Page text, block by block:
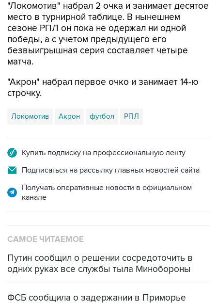
"Локомотив" набрал 2 очка и занимает десятое
место в турнирной таблице. В нынешнем
сезоне РПЛ он пока не одержал ни одной
победы, а с учетом предыдущего его
безвыигрышная серия составляет четыре
матча.
"Акрон" набрал первое очко и занимает 14-ю
строчку.
Локомотив Акрон футбол РПЛ
Купить подписку на профессиональную ленту
Подписаться на рассылку главных новостей сайта
Получать оперативные новости в официальном
канале
САМОЕ ЧИТАЕМОЕ
Путин сообщил о решении сосредоточить в
одних руках все службы тыла Минобороны
ФСБ сообщила о задержании в Приморье